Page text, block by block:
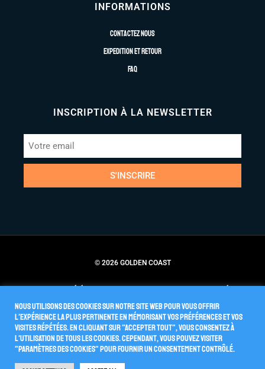
INFORMATIONS
Contactez nous
Expedition et retour
FAQ
INSCRIPTION À LA NEWSLETTER
S'INSCRIRE
© 2026 GOLDEN COAST
Nous utilisons des cookies sur notre site Web pour vous offrir
l'expérience la plus pertinente en mémorisant vos préférences et vos
visites répétées. En cliquant sur "Accepter tout", vous consentez à
l'utilisation de TOUS les cookies. Cependant, vous pouvez visiter
"Paramètres des cookies" pour fournir un consentement contrôlé.